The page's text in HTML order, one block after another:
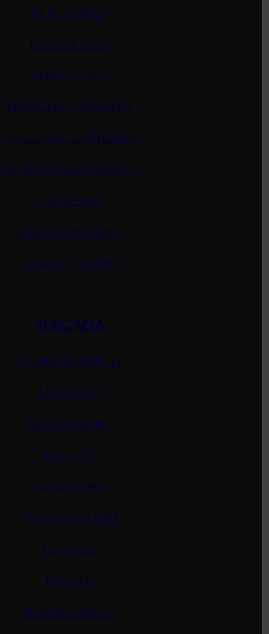
Elio Altare
Elio Grasso
Fenocchio
Francesco Rinaldi
Giacomo Conterno
Giuseppe Mascarello
Luigi Pira
Nervi Conterno
Renato Corino
TOSCANA
Gianni Brunelli
Le Chiuse
Mastrojanni
Baricci
Cerbaiona
Conti Costanti
Fontodi
Fuligni
Il Marroneto